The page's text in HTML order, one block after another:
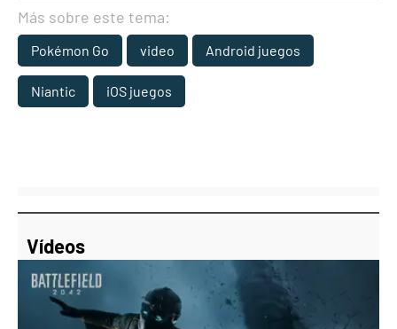
Más sobre este tema:
Pokémon Go video Android juegos
Niantic iOS juegos
Vídeos